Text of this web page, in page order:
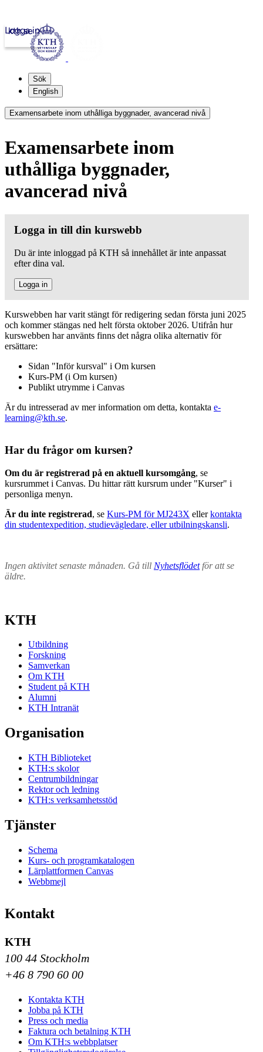
kth.se
Logga in
Sök
English
Examensarbete inom uthålliga byggnader, avancerad nivå
Examensarbete inom
uthålliga byggnader,
avancerad nivå
Logga in till din kurswebb
Du är inte inloggad på KTH så innehållet är inte anpassat
efter dina val.
Logga in
Kurswebben har varit stängt för redigering sedan första juni 2025
och kommer stängas ned helt första oktober 2026. Utifrån hur
kurswebben har använts finns det några olika alternativ för
ersättare:
Sidan "Inför kursval" i Om kursen
Kurs-PM (i Om kursen)
Publikt utrymme i Canvas
Är du intresserad av mer information om detta, kontakta e-
learning@kth.se.
Har du frågor om kursen?
Om du är registrerad på en aktuell kursomgång, se
kursrummet i Canvas. Du hittar rätt kursrum under "Kurser" i
personliga menyn.
Är du inte registrerad, se Kurs-PM för MJ243X ellerkontakta
din studentexpedition, studievägledare, eller utbilningskansli.
Ingen aktivitet senaste månaden. Gå till Nyhetsflödetför att se
äldre.
KTH
Utbildning
Forskning
Samverkan
Om KTH
Student på KTH
Alumni
KTH Intranät
Organisation
KTH Biblioteket
KTH:s skolor
Centrumbildningar
Rektor och ledning
KTH:s verksamhetsstöd
Tjänster
Schema
Kurs- och programkatalogen
Lärplattformen Canvas
Webbmejl
Kontakt
KTH
100 44 Stockholm
+46 8 790 60 00
Kontakta KTH
Jobba på KTH
Press och media
Faktura och betalning KTH
Om KTH:s webbplatser